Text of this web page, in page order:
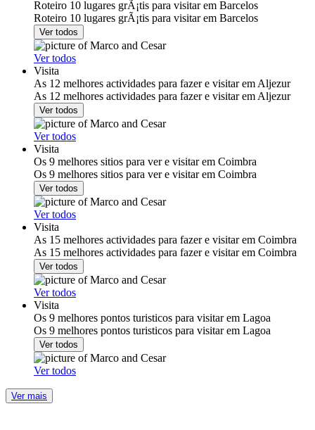
Roteiro 10 lugares grÃ¡tis para visitar em Barcelos
Roteiro 10 lugares grÃ¡tis para visitar em Barcelos
Ver todos
Ver todos
Visita
As 12 melhores actividades para fazer e visitar em Aljezur
As 12 melhores actividades para fazer e visitar em Aljezur
Ver todos
Ver todos
Visita
Os 9 melhores sitios para ver e visitar em Coimbra
Os 9 melhores sitios para ver e visitar em Coimbra
Ver todos
Ver todos
Visita
As 15 melhores actividades para fazer e visitar em Coimbra
As 15 melhores actividades para fazer e visitar em Coimbra
Ver todos
Ver todos
Visita
Os 9 melhores pontos turisticos para visitar em Lagoa
Os 9 melhores pontos turisticos para visitar em Lagoa
Ver todos
Ver todos
Ver mais